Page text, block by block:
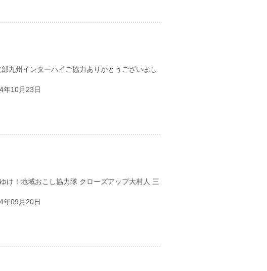
九州インターハイご協力ありがとうございまし
年10月23日
け！地域おこし協力隊 クローズアップ大村人 三
年09月20日